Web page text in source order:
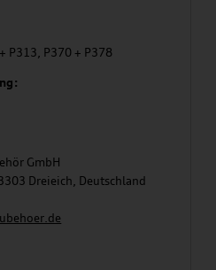
P313, P370 + P378
GmbH
Dreieich, Deutschland